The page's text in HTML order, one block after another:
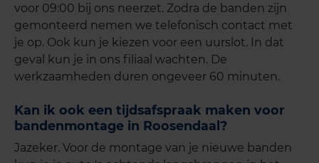
voor 09:00 bij ons neerzet. Zodra de banden zijn
gemonteerd nemen we telefonisch contact met
je op. Ook kun je kiezen voor een uurslot. In dat
geval kun je in ons filiaal wachten. De
werkzaamheden duren ongeveer 60 minuten.
Kan ik ook een tijdsafspraak maken voor
bandenmontage in Roosendaal?
Jazeker. Voor de montage van je nieuwe banden